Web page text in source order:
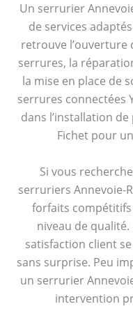
Un serrurier
de services
retrouve l’ouverture
serrures, la
la mise en place de
serrures connectées
dans l’installation
Fichet pour
Si vous
serruriers Annevoie-
forfaits
niveau de
satisfaction client
sans surprise. Peu
un serrurier
intervention